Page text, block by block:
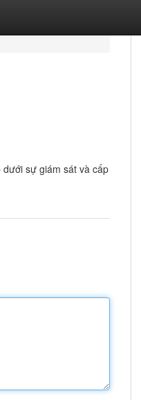
sự giám sát và cấp